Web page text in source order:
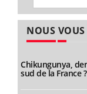
NOUS
Chikungunya,
sud de la France ?